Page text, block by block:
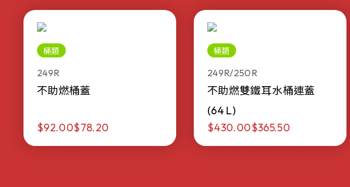
桶類
249R
不助燃桶蓋
$92.00$78.20
桶類
249R/250R
不助燃雙鐵耳水桶連蓋
(64 L)
$430.00$365.50